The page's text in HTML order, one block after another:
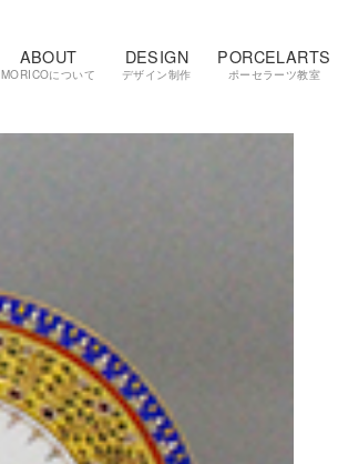
ABOUT
MORICOについて
DESIGN
デザイン制作
PORCELARTS
ポーセラーツ教室